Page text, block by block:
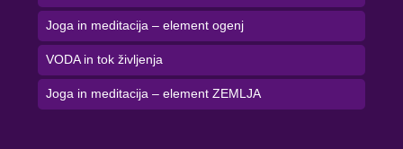
Joga in meditacija – element ogenj
VODA in tok življenja
Joga in meditacija – element ZEMLJA